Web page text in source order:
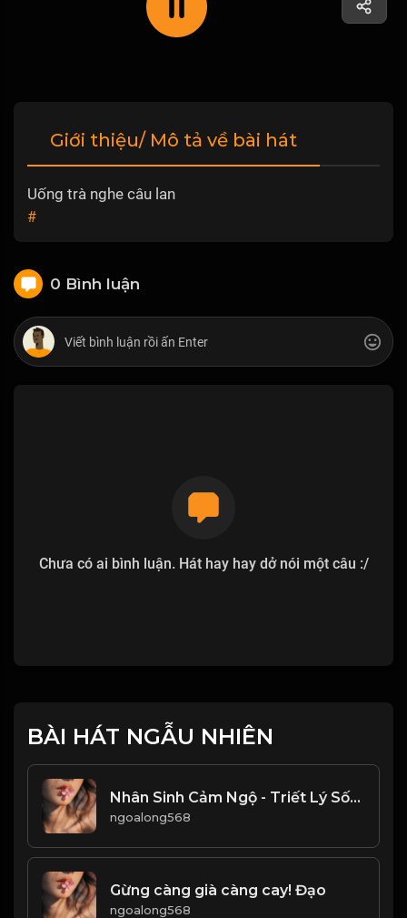
Giới thiệu/ Mô tả về bài hát
Uống trà nghe câu lan
#
0 Bình luận
Chưa có ai bình luận. Hát hay hay dở nói một câu :/
BÀI HÁT NGẪU NHIÊN
Nhân Sinh Cảm Ngộ - Triết Lý Sống & Đạo
ngoalong568
Gừng càng già càng cay! Đạo
ngoalong568